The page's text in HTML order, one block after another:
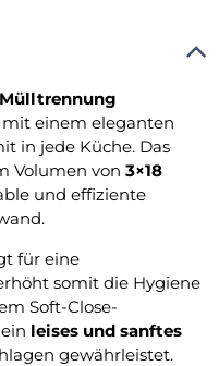
einem eleganten
in jede Küche. Das
Volumen von 3×18
und effiziente
für eine
somit die Hygiene
Soft-Close-
leises und sanftes
gewährleistet.